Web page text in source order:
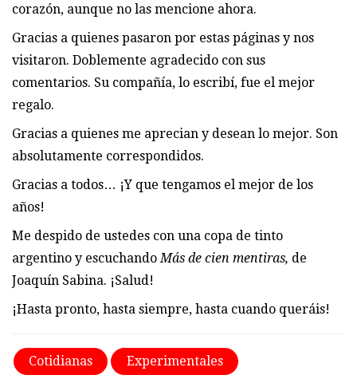
corazón, aunque no las mencione ahora.
Gracias a quienes pasaron por estas páginas y nos
visitaron. Doblemente agradecido con sus
comentarios. Su compañía, lo escribí, fue el mejor
regalo.
Gracias a quienes me aprecian y desean lo mejor. Son
absolutamente correspondidos.
Gracias a todos… ¡Y que tengamos el mejor de los
años!
Me despido de ustedes con una copa de tinto
argentino y escuchandoMás de cien mentiras, de
Joaquín Sabina. ¡Salud!
¡Hasta pronto, hasta siempre, hasta cuando queráis!
Cotidianas Experimentales